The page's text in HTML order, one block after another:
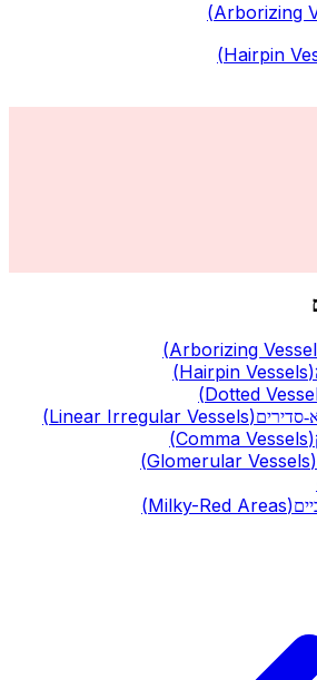
(Arborizing
(Hairpin
(Arborizing
(Hairpin Vessels)
(Dotted
סדירים (Linear Irregular Vessels)
(Comma Vessels)
(Glomerular Vessels)
(Milky-Red Areas)